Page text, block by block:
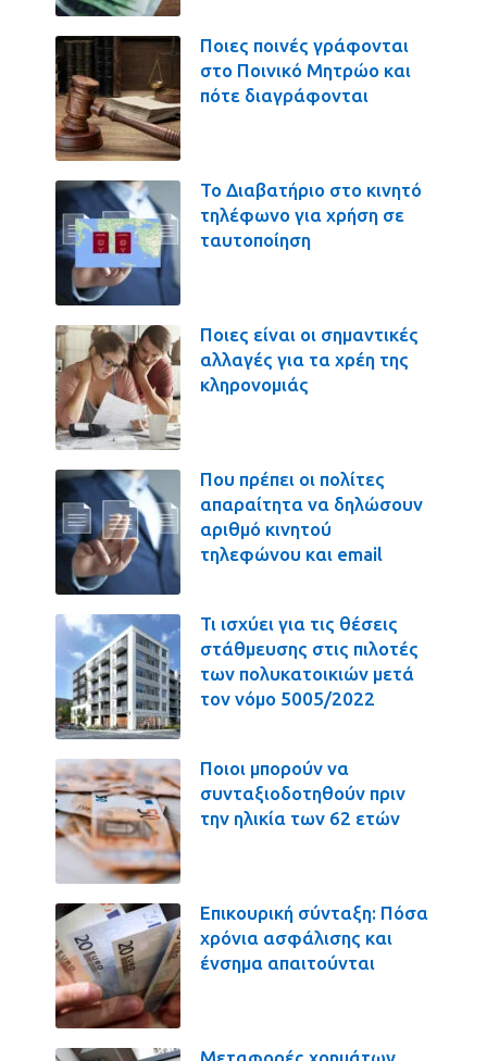
Ποιες ποινές γράφονται
στο Ποινικό Μητρώο και
πότε διαγράφονται
Το Διαβατήριο στο κινητό
τηλέφωνο για χρήση σε
ταυτοποίηση
Ποιες είναι οι σημαντικές
αλλαγές για τα χρέη της
κληρονομιάς
Που πρέπει οι πολίτες
απαραίτητα να δηλώσουν
αριθμό κινητού
τηλεφώνου και email
Τι ισχύει για τις θέσεις
στάθμευσης στις πιλοτές
των πολυκατοικιών μετά
τον νόμο 5005/2022
Ποιοι μπορούν να
συνταξιοδοτηθούν πριν
την ηλικία των 62 ετών
Επικουρική σύνταξη: Πόσα
χρόνια ασφάλισης και
ένσημα απαιτούνται